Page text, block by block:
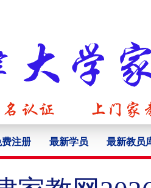
费注册 最新学员 最新教员